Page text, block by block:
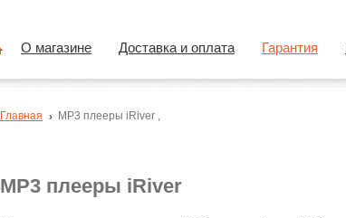
MP3 плееры iRiver
Главная MP3 плееры iRiver ,
О магазине Доставка и оплата Гарантия